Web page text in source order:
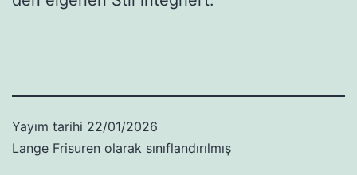
Yayım tarihi 22/01/2026
Lange Frisuren olarak sınıflandırılmış